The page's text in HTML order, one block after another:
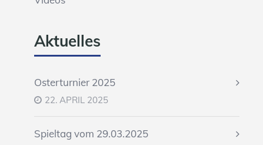
Aktuelles
Osterturnier 2025
22. APRIL 2025
Spieltag vom 29.03.2025